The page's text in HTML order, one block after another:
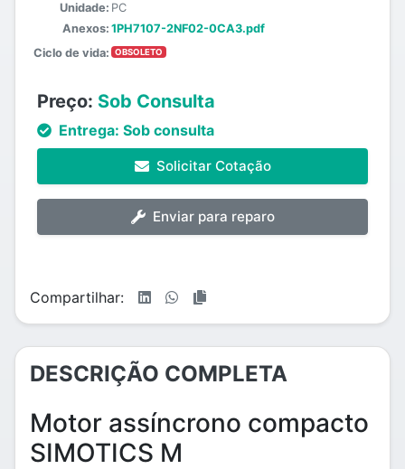
Unidade: PC
Anexos: 1PH7107-2NF02-0CA3.pdf
Ciclo de vida:
OBSOLETO
Preço: Sob Consulta
Entrega: Sob consulta
Solicitar Cotação
Enviar para reparo
Compartilhar:
DESCRIÇÃO COMPLETA
Motor assíncrono compacto
SIMOTICS M